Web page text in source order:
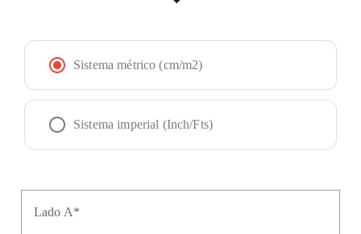
Sistema métrico (cm/m2)
Sistema imperial (Inch/Fts)
Lado A*